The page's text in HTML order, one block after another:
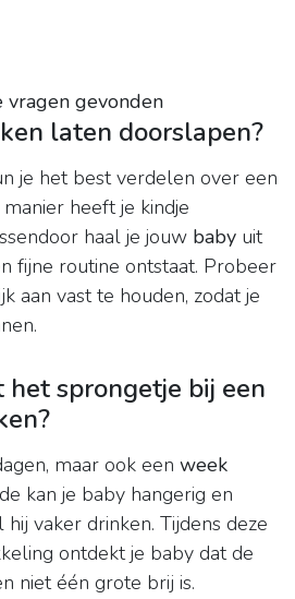
gevonden
laten doorslapen?
je het best verdelen over een
heeft je kindje
haal je jouw baby uit
fijne routine ontstaat. Probeer
aan vast te houden, zodat je
sprongetje bij een
maar ook een week
kan je baby hangerig en
vaker drinken. Tijdens deze
ontdekt je baby dat de
niet één grote brij is.